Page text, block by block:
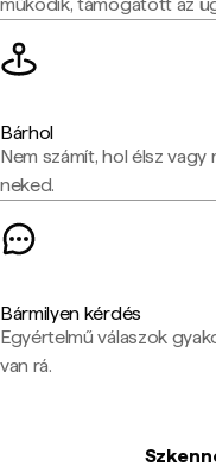
Bárhol
Nem számít, hol élsz
neked.
Bármilyen kérdés
Egyértelmű válaszok
van rá.